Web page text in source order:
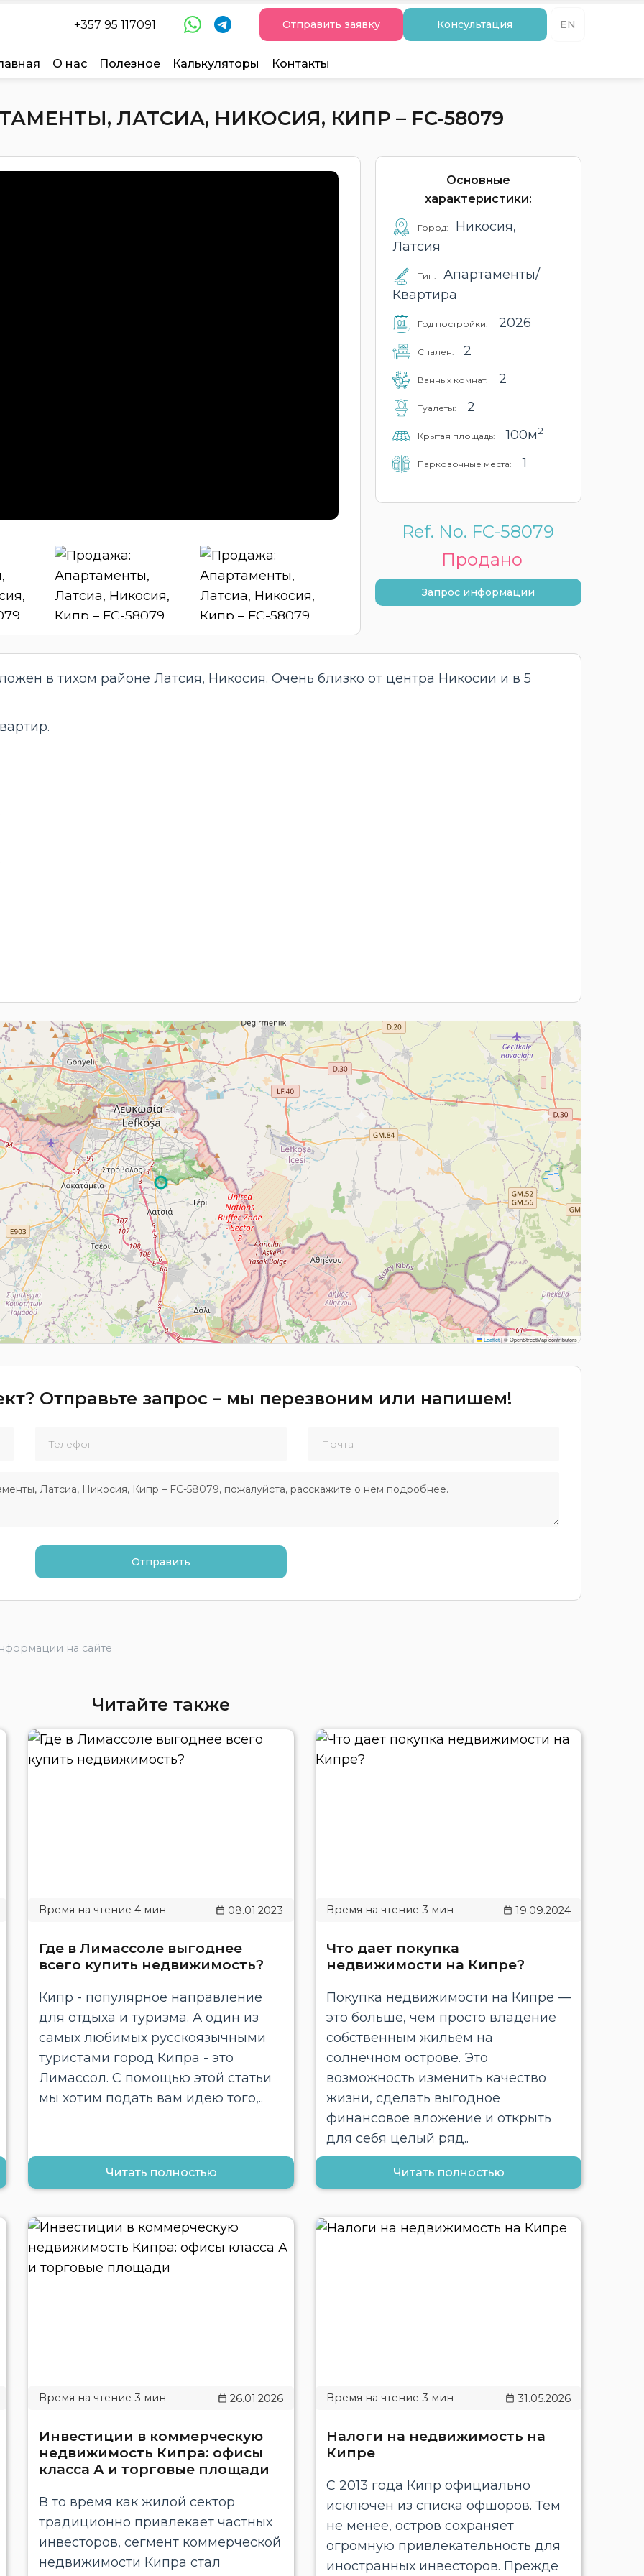
+357 95 117091 Отправить заявку Консультация EN
О нас Полезное Калькуляторы Контакты
ЛАТСИА, НИКОСИЯ, КИПР – FC-58079
Основные
характеристики:
Город:
Никосия,
Латсия
Тип:
Апартаменты/
Квартира
Год постройки: 2026
Cпален: 2
Ванных комнат: 2
Туалеты: 2
Крытая площадь: 100м2
Парковочные места: 1
Ref. No. FC-58079
Продано
Запрос информации
в тихом районе Латсия, Никосия. Очень близко от центра Никосии и в 5
Leaflet|© OpenStreetMap contributors
Отправьте запрос – мы перезвоним или напишем!
на сайте
Читайте также
08.01.2023
Где в Лимассоле выгоднее
всего купить недвижимость?
Кипр - популярное направление
для отдыха и туризма. А один из
самых любимых русскоязычными
туристами город Кипра - это
Лимассол. С помощью этой статьи
мы хотим подать вам идею того,..
Читать полностью
19.09.2024
Что дает покупка
недвижимости на Кипре?
Покупка недвижимости на Кипре —
это больше, чем просто владение
собственным жильём на
солнечном острове. Это
возможность изменить качество
жизни, сделать выгодное
финансовое вложение и открыть
для себя целый ряд..
Читать полностью
26.01.2026
Инвестиции в коммерческую
недвижимость Кипра: офисы
класса А и торговые площади
В то время как жилой сектор
традиционно привлекает частных
инвесторов, сегмент коммерческой
недвижимости Кипра стал
31.05.2026
Налоги на недвижимость на
Кипре
С 2013 года Кипр официально
исключен из списка офшоров. Тем
не менее, остров сохраняет
огромную привлекательность для
иностранных инвесторов. Прежде